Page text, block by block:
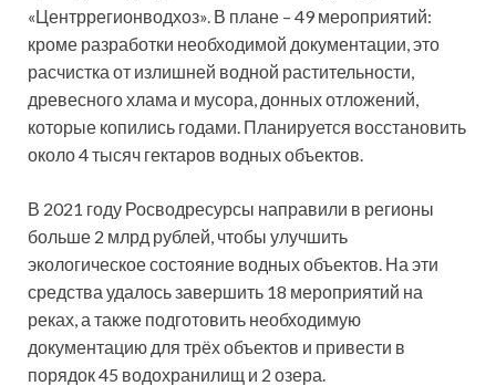
«Центррегионводхоз». В плане – 49 мероприятий:
кроме разработки необходимой документации, это
расчистка от излишней водной растительности,
древесного хлама и мусора, донных отложений,
которые копились годами. Планируется восстановить
около 4 тысяч гектаров водных объектов.
В 2021 году Росводресурсы направили в регионы
больше 2 млрд рублей, чтобы улучшить
экологическое состояние водных объектов. На эти
средства удалось завершить 18 мероприятий на
реках, а также подготовить необходимую
документацию для трёх объектов и привести в
порядок 45 водохранилищ и 2 озера.